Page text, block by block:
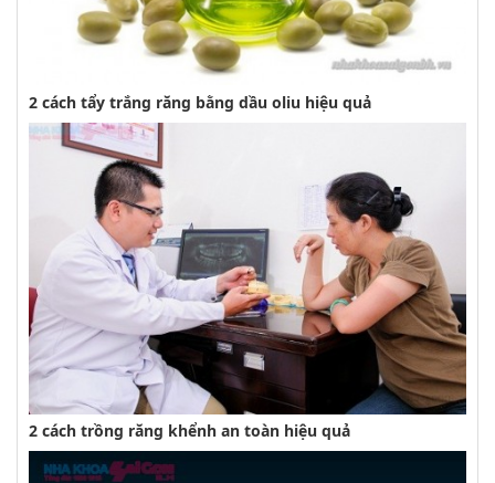
2 cách tẩy trắng răng bằng dầu oliu hiệu quả
2 cách trồng răng khểnh an toàn hiệu quả